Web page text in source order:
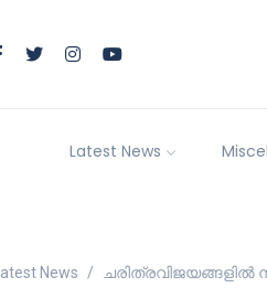
Latest News
Latest News
ചരിത്രവിജയങ്ങളിൽ